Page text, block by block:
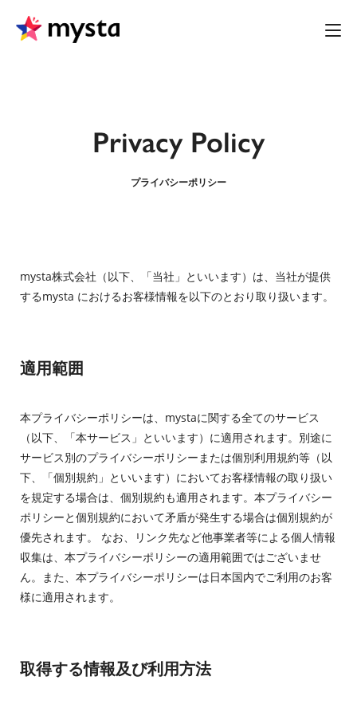
Privacy Policy
プライバシーポリシー
mysta株式会社（以下、「当社」といいます）は、当社が提供
するmysta におけるお客様情報を以下のとおり取り扱います。
適用範囲
本プライバシーポリシーは、mystaに関する全てのサービス
（以下、「本サービス」といいます）に適用されます。別途に
サービス別のプライバシーポリシーまたは個別利用規約等（以
下、「個別規約」といいます）においてお客様情報の取り扱い
を規定する場合は、個別規約も適用されます。本プライバシー
ポリシーと個別規約において矛盾が発生する場合は個別規約が
優先されます。 なお、リンク先など他事業者等による個人情報
収集は、本プライバシーポリシーの適用範囲ではございませ
ん。また、本プライバシーポリシーは日本国内でご利用のお客
様に適用されます。
取得する情報及び利用方法